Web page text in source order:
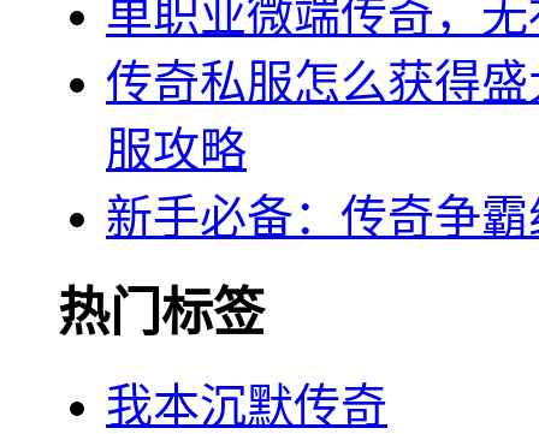
单职业微端传奇，
传奇私服怎么获得
服攻略
新手必备：传奇争
热门标签
我本沉默传奇